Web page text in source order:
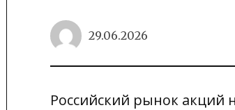
29.06.2026
Российский рынок акций